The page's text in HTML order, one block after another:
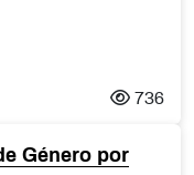
736
Género por